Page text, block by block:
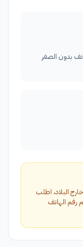
16 ثم رقم الهاتف بدون الصفر
البلاد، اطلب
الدولي +966 متبوعاً برمز المدينة 16 ثم رقم الهاتف